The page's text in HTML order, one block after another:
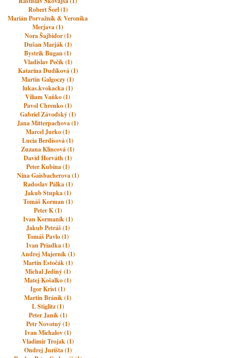
Robert Šorl (1)
Marián Porvažník & Veronika
Merjava (1)
Nora Šajbidor (1)
Dušan Marják (1)
Bystrik Bugan (1)
Vladislav Pečík (1)
Katarína Dudíková (1)
Martin Galgoczy (1)
lukas.kvokacka (1)
Viliam Vaňko (1)
Pavol Chrenko (1)
Gabriel Závodský (1)
Jana Mitterpachova (1)
Marcel Jurko (1)
Lucia Berdisová (1)
Zuzana Klincová (1)
David Horváth (1)
Peter Kubina (1)
Nina Gaisbacherova (1)
Radoslav Pálka (1)
Jakub Stupka (1)
Tomáš Korman (1)
Peter K (1)
Ivan Kormaník (1)
Jakub Petráš (1)
Tomáš Pavlo (1)
Ivan Priadka (1)
Andrej Majerník (1)
Martin Estočák (1)
Michal Jediný (1)
Matej Košalko (1)
Igor Krist (1)
Martin Bránik (1)
I. Stiglitz (1)
Peter Janík (1)
Petr Novotný (1)
Ivan Michalov (1)
Vladimir Trojak (1)
Ondrej Jurišta (1)